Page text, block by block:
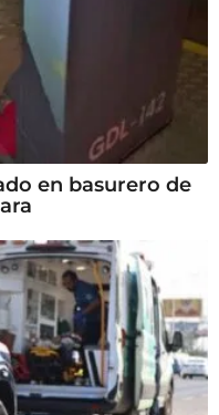
en basurero de